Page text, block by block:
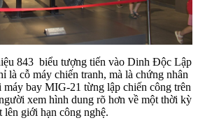
843 biểu tượng tiến vào Dinh Độc Lập
là cỗ máy chiến tranh, mà là chứng nhân
máy bay MIG-21 từng lập chiến công trên
xem hình dung rõ hơn về một thời kỳ
lên giới hạn công nghệ.